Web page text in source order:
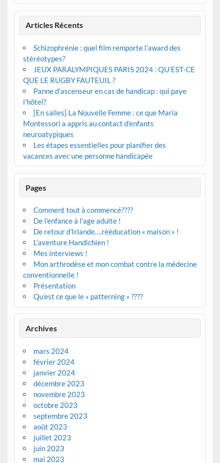
Articles Récents
Schizophrénie : quel film remporte l’award des
stéréotypes?
JEUX PARALYMPIQUES PARIS 2024 : QU’EST-CE
QUE LE RUGBY FAUTEUIL ?
Panne d’ascenseur en cas de handicap : qui paye
l’hôtel?
[En salles] La Nouvelle Femme : ce que Maria
Montessori a appris au contact d’enfants
neuroatypiques
Les étapes essentielles pour planifier des
vacances avec une personne handicapée
Pages
Comment tout à commencé????
De l’enfance à l’age adulte !
De retour d’Irlande….rééducation « maison » !
L’aventure Handichien !
Mes interviews !
Mon arthrodèse et mon combat contre la médecine
conventionnelle !
Présentation
Qu’est ce que le « patterning » ????
Archives
mars 2024
février 2024
janvier 2024
décembre 2023
novembre 2023
octobre 2023
septembre 2023
août 2023
juillet 2023
juin 2023
mai 2023